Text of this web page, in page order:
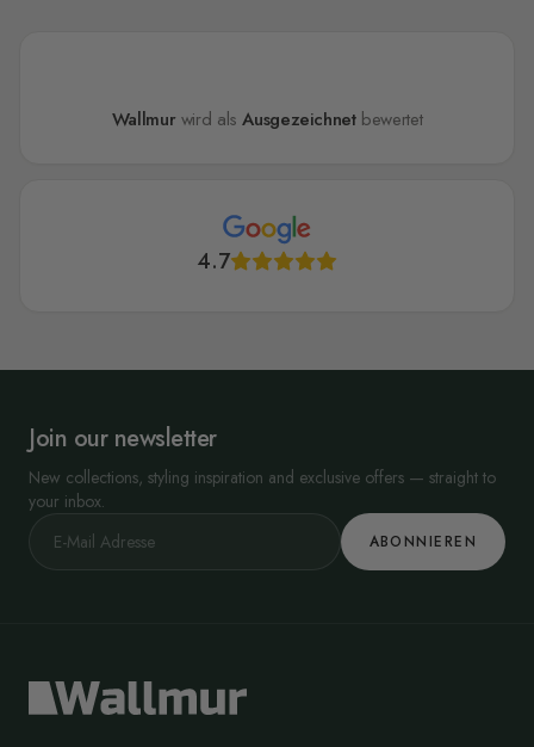
Wallmur wird alsAusgezeichnetbewertet
4.7
Join our newsletter
New collections, styling inspiration and exclusive offers — straight to
your inbox.
ABONNIEREN